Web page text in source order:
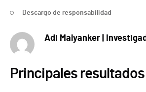
Descargo de responsabilidad
Adi Malyanker |
Principales resultados